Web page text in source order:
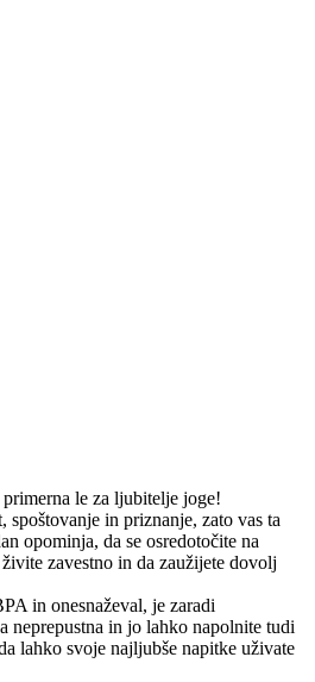
le za ljubitelje joge!
spoštovanje in priznanje, zato vas ta
opominja, da se osredotočite na
zavestno in da zaužijete dovolj
in onesnaževal, je zaradi
neprepustna in jo lahko napolnite tudi
lahko svoje najljubše napitke uživate